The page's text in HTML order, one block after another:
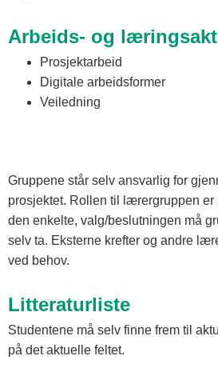
Arbeids- og
Prosjektarbeid
Digitale arbeidsformer
Veiledning
Gruppene står selv ansvarlig for
prosjektet. Rollen til lærergruppen er
den enkelte, valg/beslutningen må
selv ta. Eksterne krefter og andre
ved behov.
Litteraturliste
Studentene må selv finne frem til
på det aktuelle feltet.